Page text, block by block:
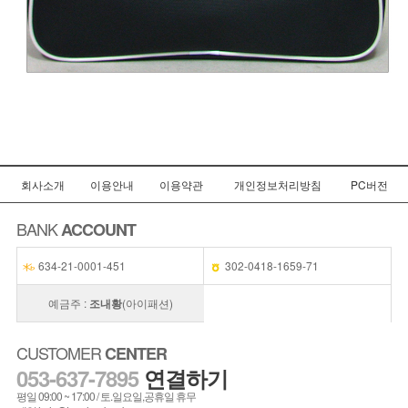
회사소개 이용안내 이용약관 개인정보처리방침 PC버전
BANKACCOUNT
634-21-0001-451 302-0418-1659-71
예금주 : 조내황(아이패션)
CUSTOMERCENTER
053-637-7895 연결하기
평일 09:00 ~ 17:00 / 토.일요일,공휴일 휴무